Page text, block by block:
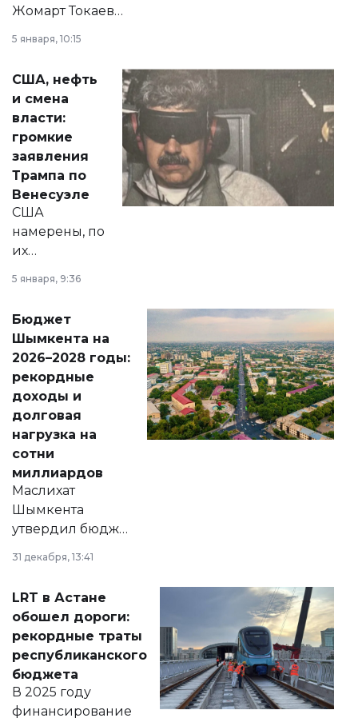
Жомарт Токаев
сразу несколько
актуальных тем —
от слухов о
политических
реформах до
вопросов армии,
экономики и
личного здоровья.
5 января, 10:15
США, нефть
и смена
власти:
громкие
заявления
Трампа по
Венесуэле
США
намерены, по
их
принести
народу
Венесуэлы.
5 января, 9:36
Бюджет
Шымкента на
2026–2028 годы:
рекордные
доходы и
долговая
нагрузка на
сотни
миллиардов
Маслихат
Шымкента
утвердил бюджет
города на 2026–
2028 годы.
документ
появился в базе
нормативных
правовых актов и
на сайте маслихат
города.
31 декабря, 13:41
LRT в Астане
обошел дороги:
рекордные траты
республиканского
бюджета
В 2025 году
финансирование